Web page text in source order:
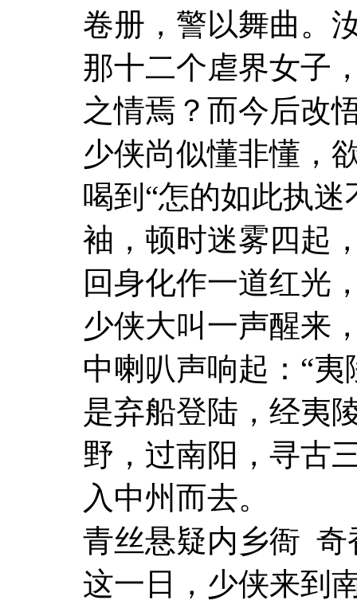
卷册，警以舞曲。
那十二个虐界女子
之情焉？而今后改
少侠尚似懂非懂，
喝到“怎的如此执
袖，顿时迷雾四起
回身化作一道红光
少侠大叫一声醒来
中喇叭声响起：“
是弃船登陆，经夷
野，过南阳，寻古
入中州而去。
青丝悬疑内乡衙 奇
这一日，少侠来到